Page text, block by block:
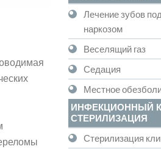
Лечение зубов
наркозом
Веселящий газ
Седация
Местное
ИНФЕКЦИОННЫЙ
СТЕРИЛИЗАЦИЯ
Стерилизация